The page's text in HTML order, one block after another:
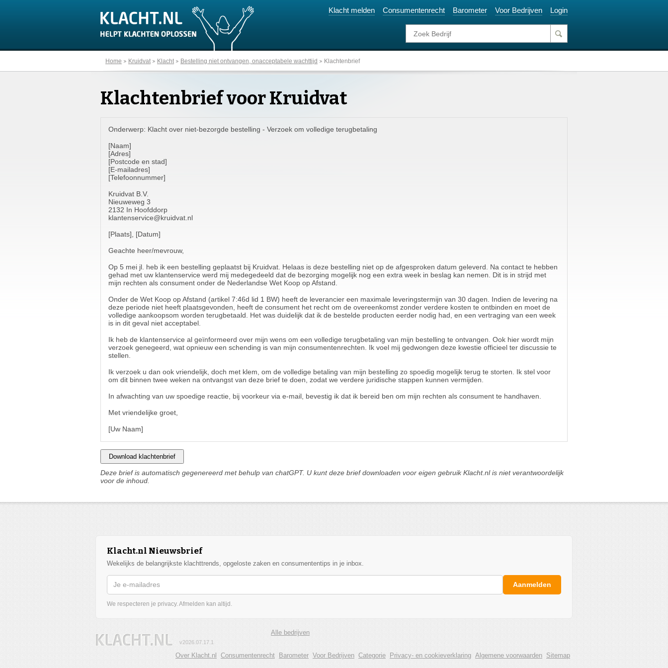
Klacht melden Consumentenrecht Barometer Voor Bedrijven Login
Home Kruidvat Klacht Bestelling niet ontvangen, onacceptabele wachttijd Klachtenbrief
Klachtenbrief voor Kruidvat
Onderwerp: Klacht over niet-bezorgde bestelling - Verzoek om volledige terugbetaling
[Naam]
[Adres]
[Postcode en stad]
[E-mailadres]
[Telefoonnummer]
Kruidvat B.V.
Nieuweweg 3
2132 In Hoofddorp
klantenservice@kruidvat.nl
[Plaats], [Datum]
Geachte heer/mevrouw,
Op 5 mei jl. heb ik een bestelling geplaatst bij Kruidvat. Helaas is deze bestelling niet op de afgesproken datum geleverd. Na contact te hebben
gehad met uw klantenservice werd mij medegedeeld dat de bezorging mogelijk nog een extra week in beslag kan nemen. Dit is in strijd met
mijn rechten als consument onder de Nederlandse Wet Koop op Afstand.
Onder de Wet Koop op Afstand (artikel 7:46d lid 1 BW) heeft de leverancier een maximale leveringstermijn van 30 dagen. Indien de levering na
deze periode niet heeft plaatsgevonden, heeft de consument het recht om de overeenkomst zonder verdere kosten te ontbinden en moet de
volledige aankoopsom worden terugbetaald. Het was duidelijk dat ik de bestelde producten eerder nodig had, en een vertraging van een week
is in dit geval niet acceptabel.
Ik heb de klantenservice al geïnformeerd over mijn wens om een volledige terugbetaling van mijn bestelling te ontvangen. Ook hier wordt mijn
verzoek genegeerd, wat opnieuw een schending is van mijn consumentenrechten. Ik voel mij gedwongen deze kwestie officieel ter discussie te
stellen.
Ik verzoek u dan ook vriendelijk, doch met klem, om de volledige betaling van mijn bestelling zo spoedig mogelijk terug te storten. Ik stel voor
om dit binnen twee weken na ontvangst van deze brief te doen, zodat we verdere juridische stappen kunnen vermijden.
In afwachting van uw spoedige reactie, bij voorkeur via e-mail, bevestig ik dat ik bereid ben om mijn rechten als consument te handhaven.
Met vriendelijke groet,
[Uw Naam]
Download klachtenbrief
Deze brief is automatisch gegenereerd met behulp van chatGPT. U kunt deze brief downloaden voor eigen gebruik Klacht.nl is niet verantwoordelijk
voor de inhoud.
Klacht.nl Nieuwsbrief
Wekelijks de belangrijkste klachttrends, opgeloste zaken en consumententips in je inbox.
Aanmelden
We respecteren je privacy. Afmelden kan altijd.
Alle bedrijven
v2026.07.17.1
Over Klacht.nl Consumentenrecht Barometer Voor Bedrijven Categorie Privacy- en cookieverklaring Algemene voorwaarden Sitemap